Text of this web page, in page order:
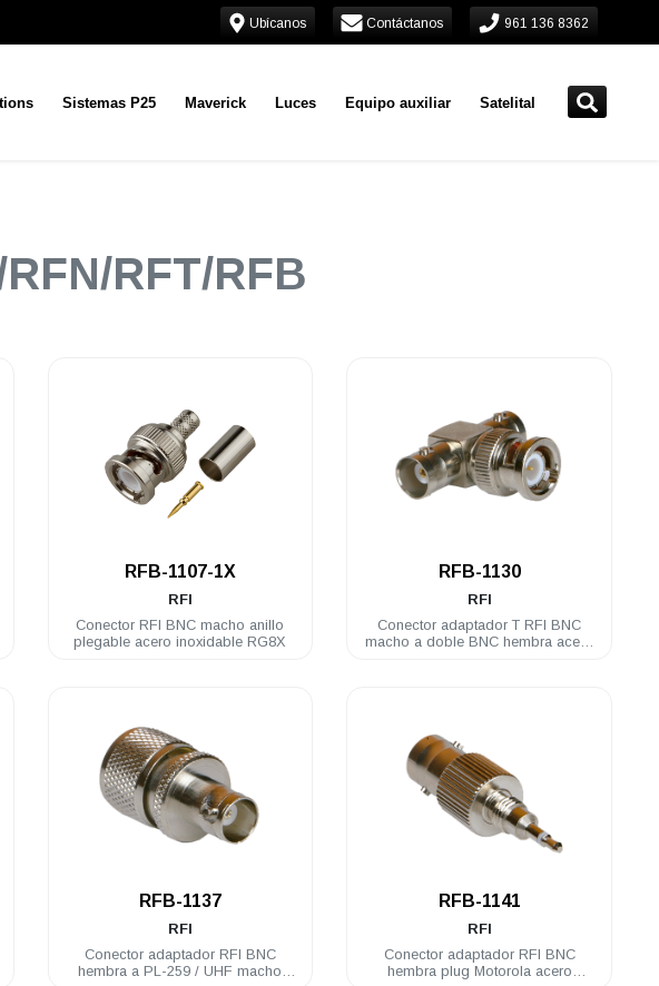
Ubícanos Contáctanos 961 136 8362
Sistemas P25 Maverick Luces Equipo auxiliar Satelital
RFT/RFB
RFB-1107-1X
RFI
Conector RFI BNC macho anillo
plegable acero inoxidable RG8X
RFB-1130
RFI
Conector adaptador T RFI BNC
macho a doble BNC hembra acero
RFB-1137
RFI
Conector adaptador RFI BNC
hembra a PL-259 / UHF macho
RFB-1141
RFI
Conector adaptador RFI BNC
hembra plug Motorola acero